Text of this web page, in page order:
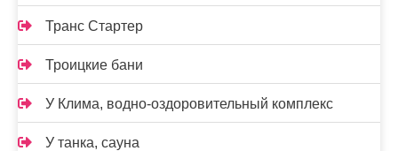
Транс Стартер
Троицкие бани
У Клима, водно-оздоровительный комплекс
У танка, сауна